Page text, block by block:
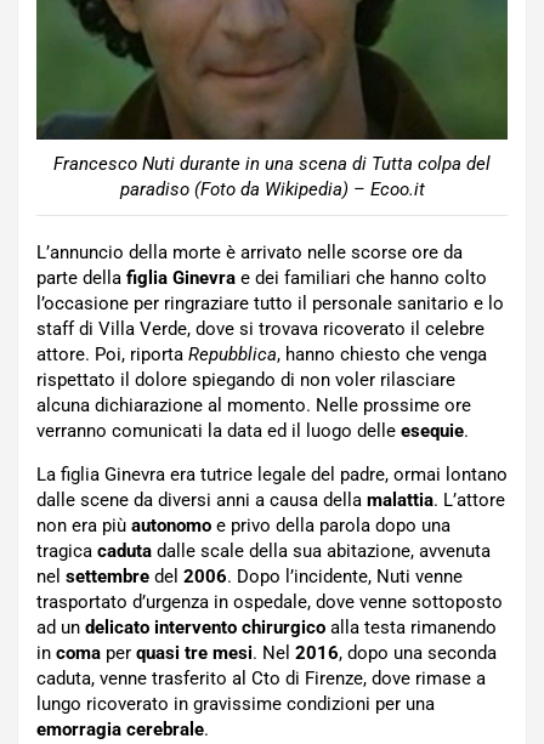
Francesco Nuti durante in una scena di Tutta colpa del
paradiso (Foto da Wikipedia) – Ecoo.it
L’annuncio della morte è arrivato nelle scorse ore da
parte della figlia Ginevra e dei familiari che hanno colto
l’occasione per ringraziare tutto il personale sanitario e lo
staff di Villa Verde, dove si trovava ricoverato il celebre
attore. Poi, riporta Repubblica, hanno chiesto che venga
rispettato il dolore spiegando di non voler rilasciare
alcuna dichiarazione al momento. Nelle prossime ore
verranno comunicati la data ed il luogo delle esequie.
La figlia Ginevra era tutrice legale del padre, ormai lontano
dalle scene da diversi anni a causa della malattia. L’attore
non era più autonomo e privo della parola dopo una
tragica caduta dalle scale della sua abitazione, avvenuta
nel settembre del 2006. Dopo l’incidente, Nuti venne
trasportato d’urgenza in ospedale, dove venne sottoposto
ad un delicato intervento chirurgico alla testa rimanendo
in coma per quasi tre mesi. Nel 2016, dopo una seconda
caduta, venne trasferito al Cto di Firenze, dove rimase a
lungo ricoverato in gravissime condizioni per una
emorragia cerebrale.